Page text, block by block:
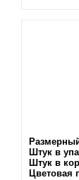
Штук в
Штук в
Цветовая